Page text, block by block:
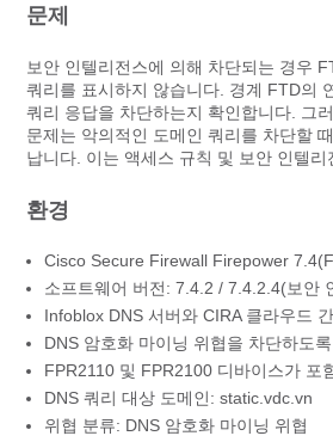
문제
보안 인텔리전스에 의해 차단되는 경우
쿼리를 표시하지 않습니다. 경계 FTD의
쿼리 응답을 차단하는지 확인합니다. 그
문제는 악의적인 도메인 쿼리를 차단할
납니다. 이는 액세스 규칙 및 보안 인텔
환경
Cisco Secure Firewall Firepower
소프트웨어 버전: 7.4.2 / 7.4.2.4(보안
Infoblox DNS 서버와 CIRA 클라우드
DNS 암호화 마이닝 위협을 차단하도
FPR2110 및 FPR2100 디바이스가 포
DNS 쿼리 대상 도메인: static.vdc.vn
위협 분류: DNS 암호화 마이닝 위협